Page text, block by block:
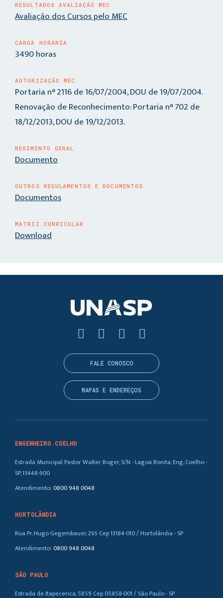
RESULTADOS AVALIAÇÃO MEC
Avaliação dos Cursos pelo MEC
CARGA HORÁRIA
3490 horas
AUTORIZAÇÃO MEC
Portaria n° 2116 de 16/07/2004, DOU de 19/07/2004.
Renovação de Reconhecimento: Portaria n° 702 de
18/12/2013, DOU de 19/12/2013.
REGIMENTO GERAL
Documento
OUTROS REGULAMENTOS E DOCUMENTOS
Documentos
MATRIZ CURRICULAR
Download
ENGENHEIRO COELHO
Estrada Municipal Pastor Walter Boger, S/N - Lagoa Bonita, Eng. Coelho -
SP, 13448-900
Atendimento:0800 948 0048
HORTOLÂNDIA
Rua Pr. Hugo Gegembauer, 265 Cep 13184-010 / Hortolândia - SP
Atendimento:0800 948 0048
SÃO PAULO
Estrada de Itapecerica, 5859 Cep 05858-001 / São Paulo - SP
FALE CONOSCO
MAPAS E ENDEREÇOS